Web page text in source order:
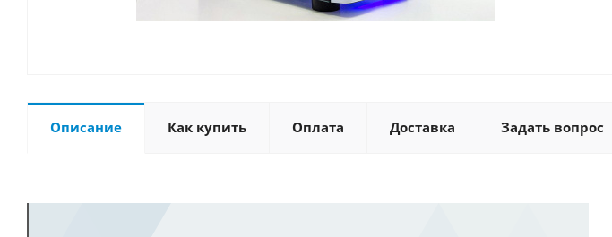
Описание Как купить Оплата Доставка Задать вопрос